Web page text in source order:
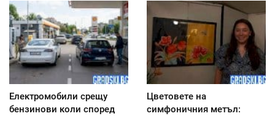
Електромобили срещу
бензинови коли според
Цветовете на
симфоничния метъл: